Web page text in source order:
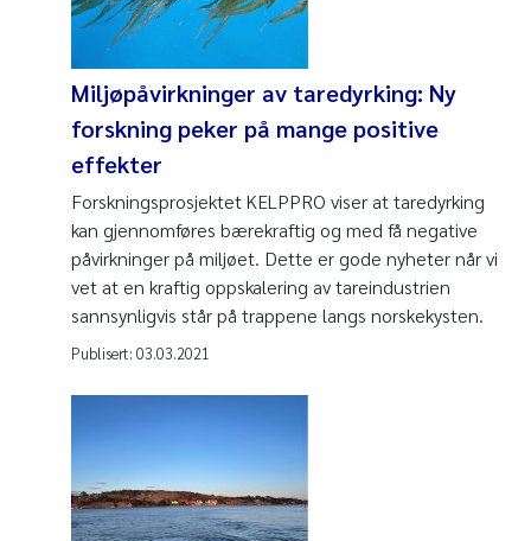
Miljøpåvirkninger av taredyrking: Ny
forskning peker på mange positive
effekter
Forskningsprosjektet KELPPRO viser at taredyrking
kan gjennomføres bærekraftig og med få negative
påvirkninger på miljøet. Dette er gode nyheter når vi
vet at en kraftig oppskalering av tareindustrien
sannsynligvis står på trappene langs norskekysten.
Publisert: 03.03.2021